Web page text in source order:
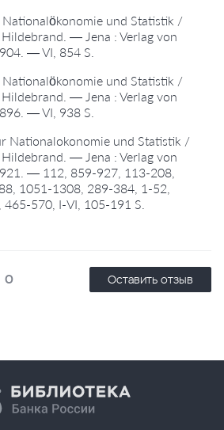
und Statistik /
— Jena : Verlag von
— VI, 854 S.
und Statistik /
— Jena : Verlag von
— VI, 938 S.
Nationalokonomie und Statistik /
— Jena : Verlag von
— 112, 859-927, 113-208,
1051-1308, 289-384, 1-52,
570, I-VI, 105-191 S.
0 Оставить отзыв